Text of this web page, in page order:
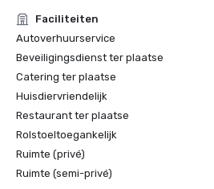
Faciliteiten
Autoverhuurservice
Beveiligingsdienst ter plaatse
Catering ter plaatse
Huisdiervriendelijk
Restaurant ter plaatse
Rolstoeltoegankelijk
Ruimte (privé)
Ruimte (semi-privé)